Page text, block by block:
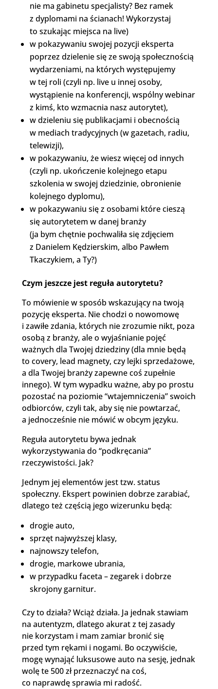
nie ma gabinetu specjalisty? Bez ramek
z dyplomami na ścianach! Wykorzystaj
to szukając miejsca na live)
w pokazywaniu swojej pozycji eksperta
poprzez dzielenie się ze swoją społecznością
wydarzeniami, na których występujemy
w tej roli (czyli np. live u innej osoby,
wystąpienie na konferencji, wspólny webinar
z kimś, kto wzmacnia nasz autorytet),
w dzieleniu się publikacjami i obecnością
w mediach tradycyjnych (w gazetach, radiu,
telewizji),
w pokazywaniu, że wiesz więcej od innych
(czyli np. ukończenie kolejnego etapu
szkolenia w swojej dziedzinie, obronienie
kolejnego dyplomu),
w pokazywaniu się z osobami które cieszą
się autorytetem w danej branży
(ja bym chętnie pochwaliła się zdjęciem
z Danielem Kędzierskim, albo Pawłem
Tkaczykiem, a Ty?)
Czym jeszcze jest reguła autorytetu?
To mówienie w sposób wskazujący na twoją
pozycję eksperta. Nie chodzi o nowomowę
i zawiłe zdania, których nie zrozumie nikt, poza
osobą z branży, ale o wyjaśnianie pojęć
ważnych dla Twojej dziedziny (dla mnie będą
to covery, lead magnety, czy lejki sprzedażowe,
a dla Twojej branży zapewne coś zupełnie
innego). W tym wypadku ważne, aby po prostu
pozostać na poziomie “wtajemniczenia” swoich
odbiorców, czyli tak, aby się nie powtarzać,
a jednocześnie nie mówić w obcym języku.
Reguła autorytetu bywa jednak
wykorzystywania do “podkręcania”
rzeczywistości. Jak?
Jednym jej elementów jest tzw. status
społeczny. Ekspert powinien dobrze zarabiać,
dlatego też częścią jego wizerunku będą:
drogie auto,
sprzęt najwyższej klasy,
najnowszy telefon,
drogie, markowe ubrania,
w przypadku faceta – zegarek i dobrze
skrojony garnitur.
Czy to działa? Wciąż działa. Ja jednak stawiam
na autentyzm, dlatego akurat z tej zasady
nie korzystam i mam zamiar bronić się
przed tym rękami i nogami. Bo oczywiście,
mogę wynająć luksusowe auto na sesję, jednak
wolę te 500 zł przeznaczyć na coś,
co naprawdę sprawia mi radość.